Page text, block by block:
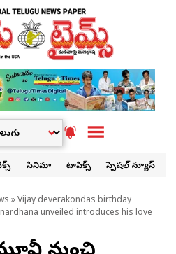
సినిమా టాపిక్స్ స్పెషల్ న్యూస్
» Vijay deverakondas birthday
unveiled introduces his love